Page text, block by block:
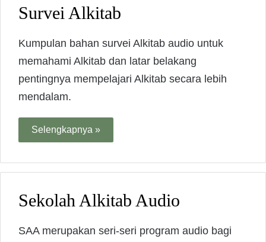
Survei Alkitab
Kumpulan bahan survei Alkitab audio untuk
memahami Alkitab dan latar belakang
pentingnya mempelajari Alkitab secara lebih
mendalam.
Selengkapnya »
Sekolah Alkitab Audio
SAA merupakan seri-seri program audio bagi